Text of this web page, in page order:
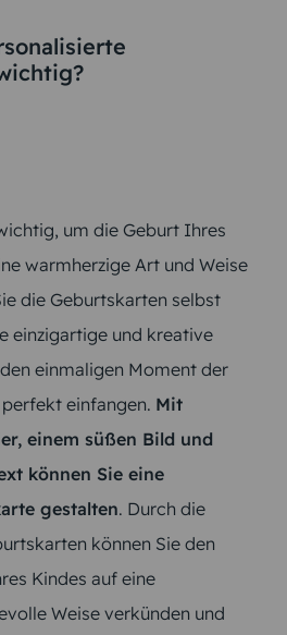
um die Geburt Ihres
warmherzige Art und Weise
die Geburtskarten selbst
einzigartige und kreative
einmaligen Moment der
einfangen. Mit
einem süßen Bild und
können Sie eine
gestalten. Durch die
können Sie den
Kindes auf eine
Weise verkünden und